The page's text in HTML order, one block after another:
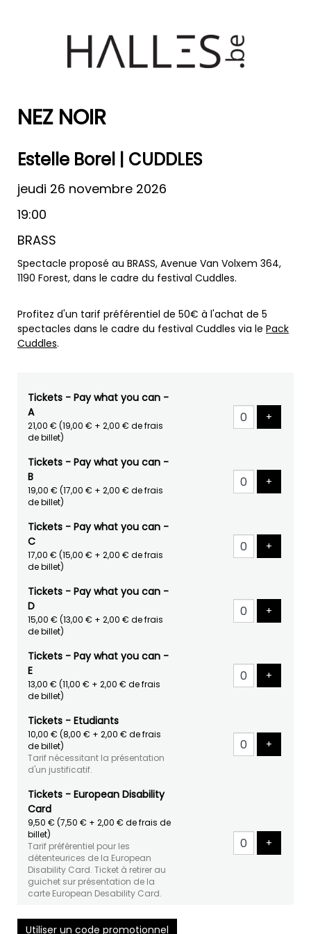
NEZ NOIR
Estelle Borel | CUDDLES
jeudi 26 novembre 2026
19:00
BRASS
Spectacle proposé au BRASS, Avenue Van Volxem 364,
1190 Forest, dans le cadre du festival Cuddles.
Profitez d'un tarif préférentiel de 50€ à l'achat de 5
spectacles dans le cadre du festival Cuddles via le Pack
Cuddles.
Tickets - Pay what you can -
A
21,00 € (19,00 € + 2,00 € de frais
de billet)
+
Tickets - Pay what you can -
B
19,00 € (17,00 € + 2,00 € de frais
de billet)
+
Tickets - Pay what you can -
C
17,00 € (15,00 € + 2,00 € de frais
de billet)
+
Tickets - Pay what you can -
D
15,00 € (13,00 € + 2,00 € de frais
de billet)
+
Tickets - Pay what you can -
E
13,00 € (11,00 € + 2,00 € de frais
de billet)
+
Tickets - Etudiants
10,00 € (8,00 € + 2,00 € de frais
de billet)
Tarif nécessitant la présentation
d'un justificatif.
+
Tickets - European Disability
Card
9,50 € (7,50 € + 2,00 € de frais de
billet)
Tarif préférentiel pour les
détenteurices de la European
Disability Card. Ticket à retirer au
guichet sur présentation de la
carte European Desability Card.
+
Utiliser un code promotionnel